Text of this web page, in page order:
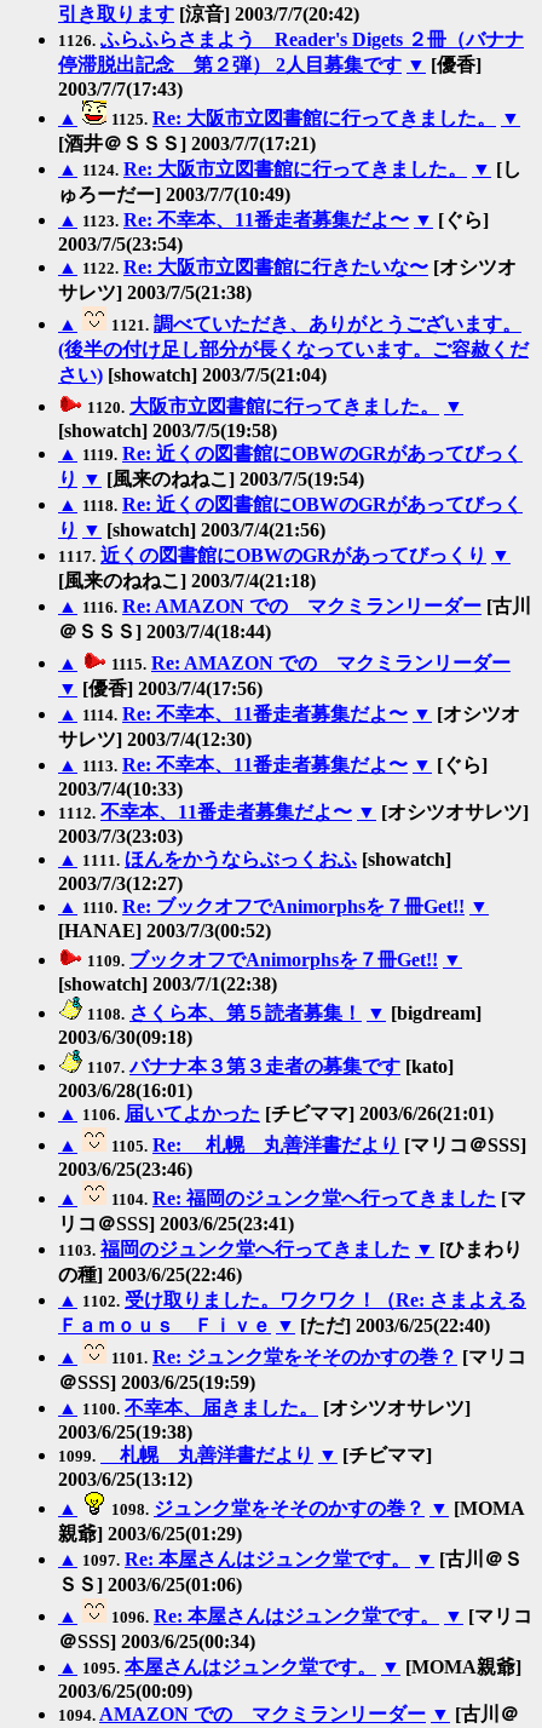
引き取ります [涼音] 2003/7/7(20:42)
1126. ふらふらさまよう Reader's Digets ２冊（バナナ
停滞脱出記念 第２弾） 2人目募集です ▼ [優香]
2003/7/7(17:43)
▲
1125. Re: 大阪市立図書館に行ってきました。
▼
[酒井＠ＳＳＳ] 2003/7/7(17:21)
▲ 1124. Re: 大阪市立図書館に行ってきました。 ▼ [し
ゅろーだー] 2003/7/7(10:49)
▲ 1123. Re: 不幸本、11番走者募集だよ〜 ▼ [ぐら]
2003/7/5(23:54)
▲ 1122. Re: 大阪市立図書館に行きたいな〜 [オシツオ
サレツ] 2003/7/5(21:38)
▲
1121. 調べていただき、ありがとうございます。
(後半の付け足し部分が長くなっています。ご容赦くだ
さい) [showatch] 2003/7/5(21:04)
1120. 大阪市立図書館に行ってきました。
▼
[showatch] 2003/7/5(19:58)
▲ 1119. Re: 近くの図書館にOBWのGRがあってびっく
り ▼ [風来のねねこ] 2003/7/5(19:54)
▲ 1118. Re: 近くの図書館にOBWのGRがあってびっく
り ▼ [showatch] 2003/7/4(21:56)
1117. 近くの図書館にOBWのGRがあってびっくり ▼
[風来のねねこ] 2003/7/4(21:18)
▲ 1116. Re: AMAZON での マクミランリーダー [古川
＠ＳＳＳ] 2003/7/4(18:44)
▲
1115. Re: AMAZON での マクミランリーダー
▼ [優香] 2003/7/4(17:56)
▲ 1114. Re: 不幸本、11番走者募集だよ〜 ▼ [オシツオ
サレツ] 2003/7/4(12:30)
▲ 1113. Re: 不幸本、11番走者募集だよ〜 ▼ [ぐら]
2003/7/4(10:33)
1112. 不幸本、11番走者募集だよ〜 ▼ [オシツオサレツ]
2003/7/3(23:03)
▲ 1111. ほんをかうならぶっくおふ [showatch]
2003/7/3(12:27)
▲ 1110. Re: ブックオフでAnimorphsを７冊Get!! ▼
[HANAE] 2003/7/3(00:52)
1109. ブックオフでAnimorphsを７冊Get!! ▼
[showatch] 2003/7/1(22:38)
1108. さくら本、第５読者募集！ ▼ [bigdream]
2003/6/30(09:18)
1107. バナナ本３第３走者の募集です [kato]
2003/6/28(16:01)
▲ 1106. 届いてよかった [チビママ] 2003/6/26(21:01)
▲
1105. Re: 札幌 丸善洋書だより [マリコ＠SSS]
2003/6/25(23:46)
▲
1104. Re: 福岡のジュンク堂へ行ってきました [マ
リコ＠SSS] 2003/6/25(23:41)
1103. 福岡のジュンク堂へ行ってきました ▼ [ひまわり
の種] 2003/6/25(22:46)
▲ 1102. 受け取りました。ワクワク！（Re: さまよえる
Ｆａｍｏｕｓ Ｆｉｖｅ ▼ [ただ] 2003/6/25(22:40)
▲
1101. Re: ジュンク堂をそそのかすの巻？ [マリコ
＠SSS] 2003/6/25(19:59)
▲ 1100. 不幸本、届きました。
[オシツオサレツ]
2003/6/25(19:38)
1099. 札幌 丸善洋書だより ▼ [チビママ]
2003/6/25(13:12)
▲
1098. ジュンク堂をそそのかすの巻？ ▼ [MOMA
親爺] 2003/6/25(01:29)
▲ 1097. Re: 本屋さんはジュンク堂です。 ▼ [古川＠Ｓ
ＳＳ] 2003/6/25(01:06)
▲
1096. Re: 本屋さんはジュンク堂です。 ▼ [マリコ
＠SSS] 2003/6/25(00:34)
▲ 1095. 本屋さんはジュンク堂です。 ▼ [MOMA親爺]
2003/6/25(00:09)
1094. AMAZON での マクミランリーダー ▼ [古川＠